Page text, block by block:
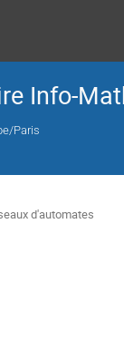
Info-
Paris
d'automates